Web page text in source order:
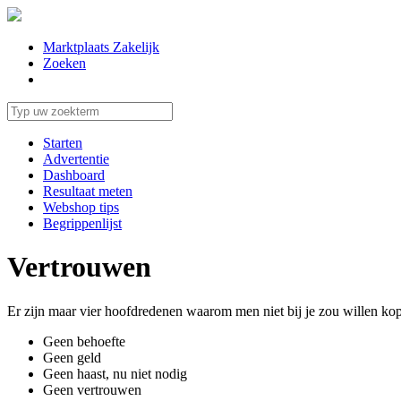
Marktplaats Zakelijk
Zoeken
Starten
Advertentie
Dashboard
Resultaat meten
Webshop tips
Begrippenlijst
Vertrouwen
Er zijn maar vier hoofdredenen waarom men niet bij je zou willen
Geen behoefte
Geen geld
Geen haast, nu niet nodig
Geen vertrouwen